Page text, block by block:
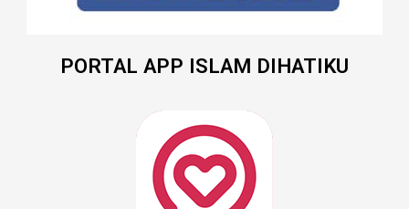
PORTAL APP ISLAM DIHATIKU